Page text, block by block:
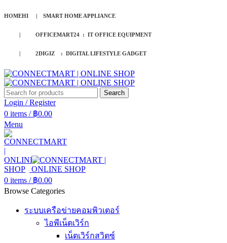
HOMEHI | SMART HOME APPLIANCE
| OFFICEMART24 : IT OFFICE EQUIPMENT
| 2DIGIZ : DIGITAL LIFESTYLE GADGET
Search
Login / Register
0 items / ฿0.00
Menu
0 items / ฿0.00
Browse Categories
ระบบเครือข่ายคอมพิวเตอร์
ไอพีเน็ตเวิร์ก
เน็ตเวิร์กสวิตซ์